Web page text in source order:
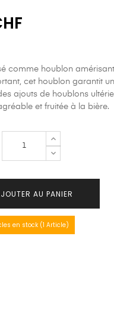
comme houblon
cet houblon garantit
ajouts de houblons
et fruitée à la bière.
AU PANIER
en stock (1 Article)